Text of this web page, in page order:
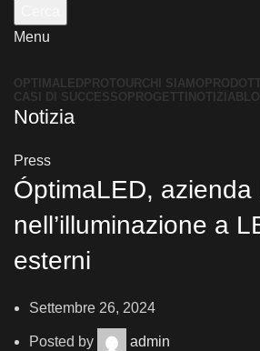
Menu
OPTIMALED PROTOUR CHI SIAMO PRODOTTI
CASI DI SUCCESSO PROGETTI NOTIZIA
Notizia
Press
ÓptimaLED, azienda
nell’illuminazione a
esterni
Settembre 26, 2024
Posted by admin